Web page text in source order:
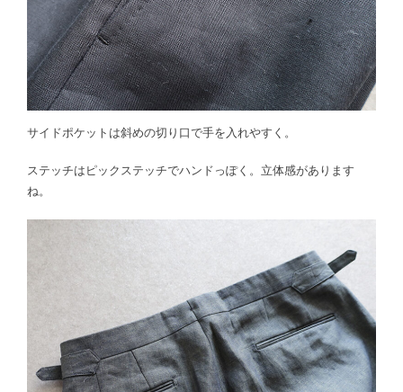
サイドポケットは斜めの切り口で手を入れやすく。
ステッチはピックステッチでハンドっぽく。立体感があります
ね。